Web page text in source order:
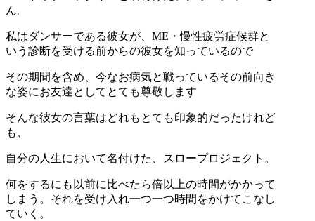
ん。
私はダンサーである彼女が、ME・慢性疲労症候群と
いう診断を受ける前からの彼女を知っているので
その期間を含め、今なお病気と戦っているその前向き
な姿にお友達としてとても尊敬します
そんな彼女の言葉はどれもとても印象的だったけれど
も、
自分の人生において名付けた、スロープロジェクト。
何をするにも以前に比べたら倍以上の時間がかかって
しまう。それを受け入れ一つ一つ時間をかけてこなし
ていく。